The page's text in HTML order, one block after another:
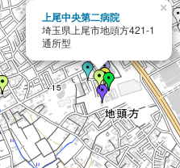
上尾中央第二病院
埼玉県上尾市地頭方421-1
通所型
×